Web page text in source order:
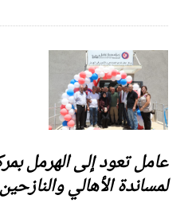
عامل تعود إلى الهرمل
لمساندة الأهالي والنازحين